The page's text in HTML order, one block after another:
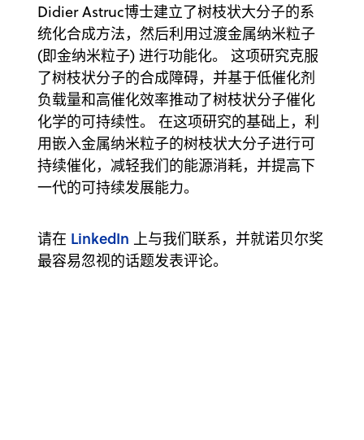
Didier Astruc博士建立了树枝状大分子的系
统化合成方法，然后利用过渡金属纳米粒子
(即金纳米粒子) 进行功能化。 这项研究克服
了树枝状分子的合成障碍，并基于低催化剂
负载量和高催化效率推动了树枝状分子催化
化学的可持续性。 在这项研究的基础上，利
用嵌入金属纳米粒子的树枝状大分子进行可
持续催化，减轻我们的能源消耗，并提高下
一代的可持续发展能力。
请在 LinkedIn 上与我们联系，并就诺贝尔奖
最容易忽视的话题发表评论。